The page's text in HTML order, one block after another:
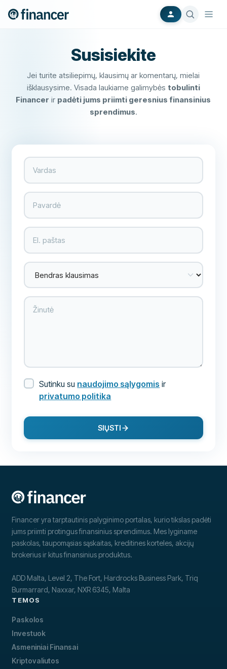
Susisiekite
Jei turite atsiliepimų, klausimų ar komentarų, mielai
išklausysime. Visada laukiame galimybės tobulinti
Financer ir padėti jums priimti geresnius finansinius
sprendimus.
Sutinku su naudojimo sąlygomis ir
privatumo politika
SIŲSTI
Financer yra tarptautinis palyginimo portalas, kurio tikslas padėti
jums priimti protingus finansinius sprendimus. Mes lyginame
paskolas, taupomąsias sąskaitas, kreditines korteles, akcijų
brokerius ir kitus finansinius produktus.
ADD Malta, Level 2, The Fort, Hardrocks Business Park, Triq
Burmarrard, Naxxar, NXR 6345, Malta
TEMOS
Paskolos
Investuok
Asmeniniai Finansai
Kriptovaliutos